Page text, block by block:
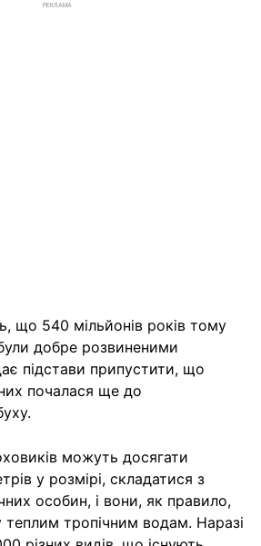
РЕКЛАМА
що 540 мільйонів років тому
добре розвиненими
підстави припустити, що
почалася ще до
можуть досягати
у розмірі, складатися з
особин, і вони, як правило,
теплим тропічним водам. Наразі